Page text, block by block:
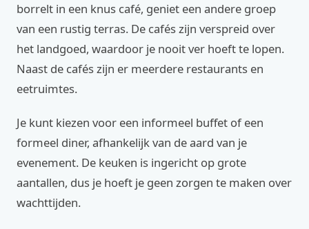
borrelt in een knus café, geniet een andere groep
van een rustig terras. De cafés zijn verspreid over
het landgoed, waardoor je nooit ver hoeft te lopen.
Naast de cafés zijn er meerdere restaurants en
eetruimtes.
Je kunt kiezen voor een informeel buffet of een
formeel diner, afhankelijk van de aard van je
evenement. De keuken is ingericht op grote
aantallen, dus je hoeft je geen zorgen te maken over
wachttijden.